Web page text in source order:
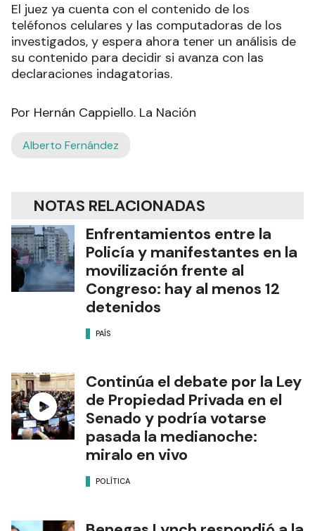
El juez ya cuenta con el contenido de los
teléfonos celulares y las computadoras de los
investigados, y espera ahora tener un análisis de
su contenido para decidir si avanza con las
declaraciones indagatorias.
Por Hernán Cappiello. La Nación
Alberto Fernández
NOTAS RELACIONADAS
Enfrentamientos entre la
Policía y manifestantes en la
movilización frente al
Congreso: hay al menos 12
detenidos
PAÍS
Continúa el debate por la Ley
de Propiedad Privada en el
Senado y podría votarse
pasada la medianoche:
miralo en vivo
POLÍTICA